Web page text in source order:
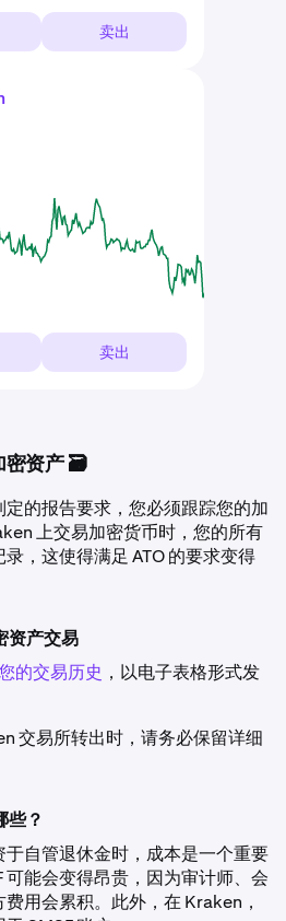
卖出
卖出
密资产 🗃️
的报告要求，您必须跟踪您的加
上交易加密货币时，您的所有
，这使得满足 ATO 的要求变得
资产交易
的交易历史 ，以电子表格形式发
交易所转出时，请务必保留详细
些？
自管退休金时，成本是一个重要
可能会变得昂贵，因为审计师、会
用会累积。此外，在 Kraken，